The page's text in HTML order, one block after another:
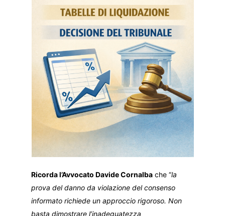
Ricorda l’Avvocato Davide Cornalba che “la
prova del danno da violazione del consenso
informato richiede un approccio rigoroso. Non
basta dimostrare l’inadeguatezza